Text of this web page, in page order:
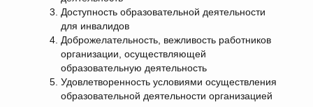
Доступность образовательной деятельности
для инвалидов
Доброжелательность, вежливость работников
организации, осуществляющей
образовательную деятельность
Удовлетворенность условиями осуществления
образовательной деятельности организацией